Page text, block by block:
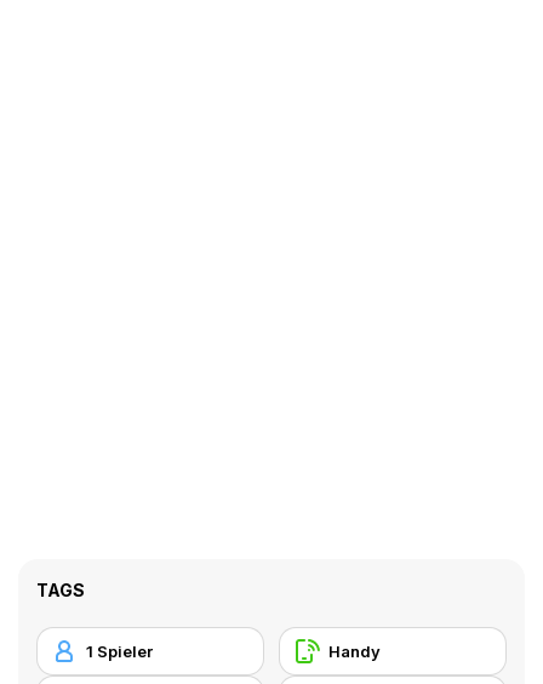
TAGS
1 Spieler Handy